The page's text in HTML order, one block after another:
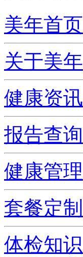
美年首页
关于美年
健康资讯
报告查询
健康管理
套餐定制
体检知识